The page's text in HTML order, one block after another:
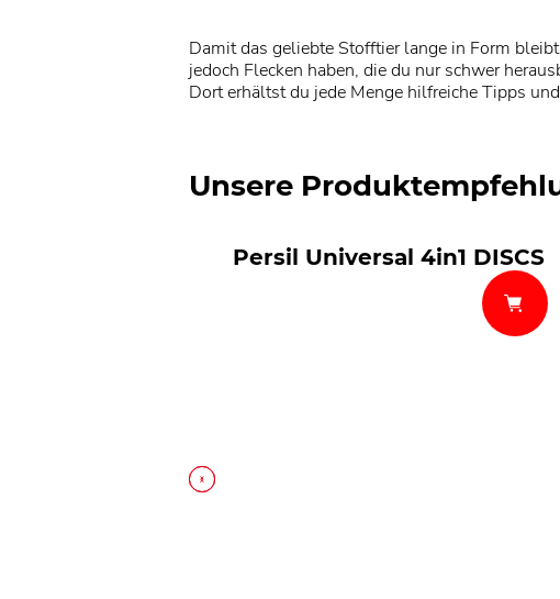
Damit das geliebte Stofftier lange in Form
jedoch Flecken haben, die du nur schwer
Dort erhältst du jede Menge hilfreiche Tipps
Unsere
Persil Universal 4in1 DISCS